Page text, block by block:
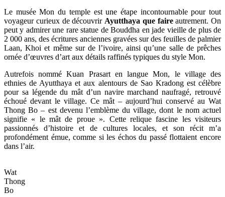
Le musée Mon du temple est une étape incontournable pour tout
voyageur curieux de découvrir Ayutthaya que faireautrement. On
peut y admirer une rare statue de Bouddha en jade vieille de plus de
2 000 ans, des écritures anciennes gravées sur des feuilles de palmier
Laan, Khoi et même sur de l’ivoire, ainsi qu’une salle de prêches
ornée d’œuvres d’art aux détails raffinés typiques du style Mon.
Autrefois nommé Kuan Prasart en langue Mon, le village des
ethnies de Ayutthaya et aux alentours de Sao Kradong est célèbre
pour sa légende du mât d’un navire marchand naufragé, retrouvé
échoué devant le village. Ce mât – aujourd’hui conservé au Wat
Thong Bo – est devenu l’emblème du village, dont le nom actuel
signifie « le mât de proue ». Cette relique fascine les visiteurs
passionnés d’histoire et de cultures locales, et son récit m’a
profondément émue, comme si les échos du passé flottaient encore
dans l’air.
Wat
Thong
Bo